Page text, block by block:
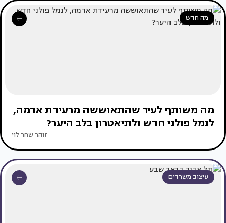
מה חדש
מה משותף לעיר שהתאוששה מרעידת אדמה,
לנמל פולני חדש ולתיאטרון בלב היער?
זוהר שחר לוי
עיצוב משרדים